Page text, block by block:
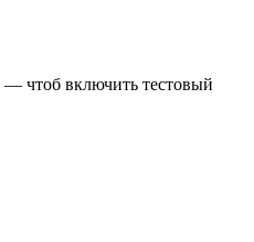
— чтоб включить тестовый